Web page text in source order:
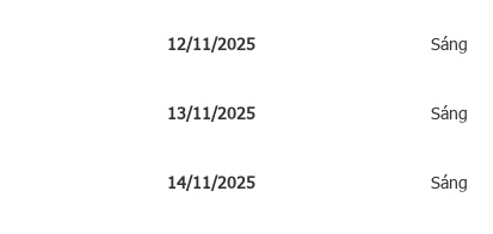
12/11/2025 Sáng
13/11/2025 Sáng
14/11/2025 Sáng